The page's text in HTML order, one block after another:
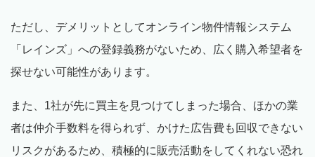
ただし、デメリットとしてオンライン物件情報システム
「レインズ」への登録義務がないため、広く購入希望者を
探せない可能性があります。
また、1社が先に買主を見つけてしまった場合、ほかの業
者は仲介手数料を得られず、かけた広告費も回収できない
リスクがあるため、積極的に販売活動をしてくれない恐れ